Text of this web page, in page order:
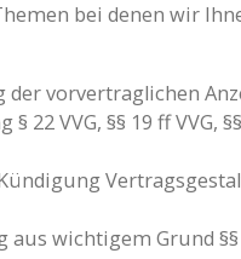
bei denen wir
der vorvertraglichen
§ 22 VVG, §§ 19 ff VVG,
aus wichtigem Grund §§